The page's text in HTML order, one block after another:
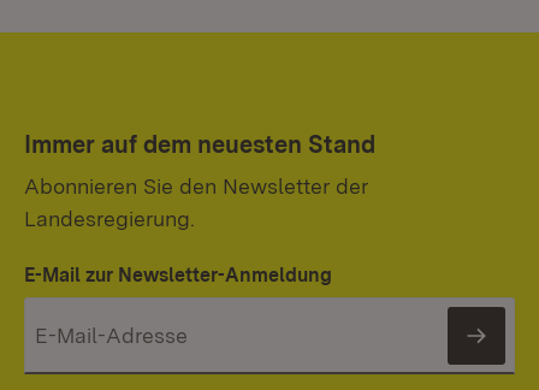
Immer auf dem neuesten Stand
Abonnieren Sie den Newsletter der
Landesregierung.
E-Mail zur Newsletter-Anmeldung